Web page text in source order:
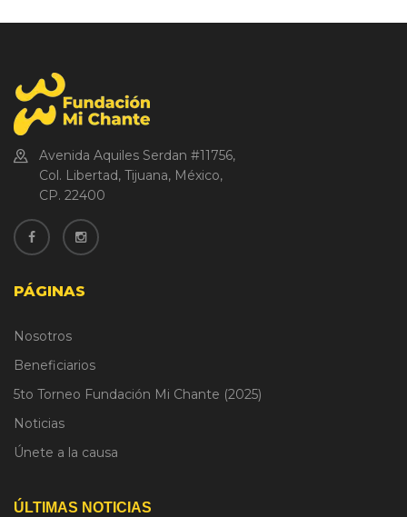
Avenida Aquiles Serdan #11756,
Col. Libertad, Tijuana, México,
CP. 22400
PÁGINAS
Nosotros
Beneficiarios
5to Torneo Fundación Mi Chante (2025)
Noticias
Únete a la causa
ÚLTIMAS NOTICIAS